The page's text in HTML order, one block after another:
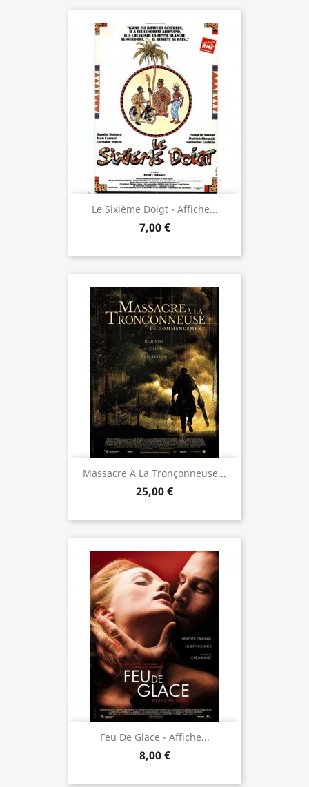
Le Sixième Doigt - Affiche...
7,00 €
Massacre À La Tronçonneuse...
25,00 €
Feu De Glace - Affiche...
8,00 €